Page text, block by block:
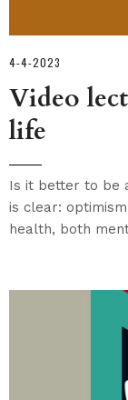
4-4-2023
Video
life
Is it better to be
is clear:
health, both